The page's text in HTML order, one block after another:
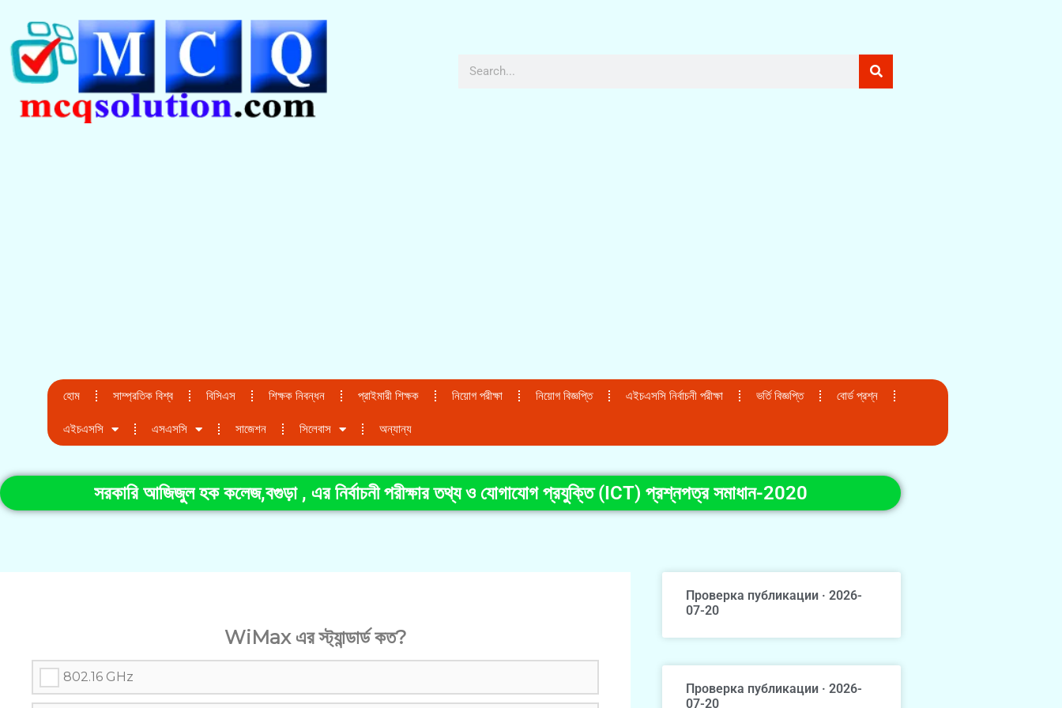
হোম সাম্প্রতিক বিশ্ব বিসিএস শিক্ষক নিবন্ধন প্রাইমারী শিক্ষক নিয়োগ পরীক্ষা নিয়োগ বিজ্ঞপ্তি এইচএসসি নির্বাচনী পরীক্ষা ভর্তি বিজ্ঞপ্তি বোর্ড প্রশ্ন
এইচএসসি এসএসসি সাজেশন সিলেবাস অন্যান্য
সরকারি আজিজুল হক কলেজ,বগুড়া , এর নির্বাচনী পরীক্ষার তথ্য ও যোগাযোগ প্রযুক্তি (ICT) প্রশ্নপত্র সমাধান-2020
WiMax এর স্ট্যান্ডার্ড কত?
802.16 GHz
Проверка публикации · 2026-
07-20
Проверка публикации · 2026-
07-20